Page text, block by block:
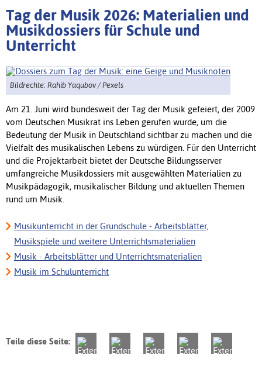
Tag der Musik 2026: Materialien und
Musikdossiers für Schule und
Unterricht
Bildrechte: Rahib Yaqubov / Pexels
Am 21. Juni wird bundesweit der Tag der Musik gefeiert, der 2009
vom Deutschen Musikrat ins Leben gerufen wurde, um die
Bedeutung der Musik in Deutschland sichtbar zu machen und die
Vielfalt des musikalischen Lebens zu würdigen. Für den Unterricht
und die Projektarbeit bietet der Deutsche Bildungsserver
umfangreiche Musikdossiers mit ausgewählten Materialien zu
Musikpädagogik, musikalischer Bildung und aktuellen Themen
rund um Musik.
Musikunterricht in der Grundschule - Arbeitsblätter,
Musikspiele und weitere Unterrichtsmaterialien
Musik - Arbeitsblätter und Unterrichtsmaterialien
Musik im Schulunterricht
Teile diese Seite: